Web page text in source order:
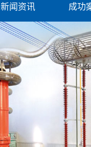
新闻资讯
公司新闻
行业新闻
常见问题
成功
安全工
变压器综合
试验
油样瓶